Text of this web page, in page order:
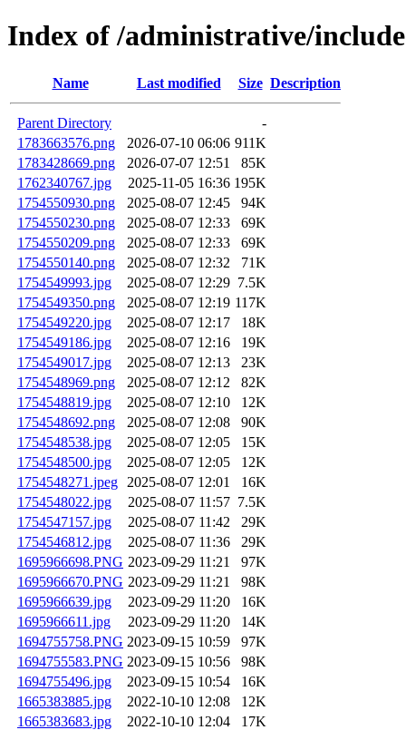
Index of /administrative/
Name Last modified Size Description
Parent Directory
-
1783663576.png
2026-07-10 06:06 911K
1783428669.png
2026-07-07 12:51
85K
1762340767.jpg
2025-11-05 16:36 195K
1754550930.png
2025-08-07 12:45
94K
1754550230.png
2025-08-07 12:33
69K
1754550209.png
2025-08-07 12:33
69K
1754550140.png
2025-08-07 12:32
71K
1754549993.jpg
2025-08-07 12:29 7.5K
1754549350.png
2025-08-07 12:19 117K
1754549220.jpg
2025-08-07 12:17
18K
1754549186.jpg
2025-08-07 12:16
19K
1754549017.jpg
2025-08-07 12:13
23K
1754548969.png
2025-08-07 12:12
82K
1754548819.jpg
2025-08-07 12:10
12K
1754548692.png
2025-08-07 12:08
90K
1754548538.jpg
2025-08-07 12:05
15K
1754548500.jpg
2025-08-07 12:05
12K
1754548271.jpeg
2025-08-07 12:01
16K
1754548022.jpg
2025-08-07 11:57 7.5K
1754547157.jpg
2025-08-07 11:42
29K
1754546812.jpg
2025-08-07 11:36
29K
1695966698.PNG 2023-09-29 11:21
97K
1695966670.PNG 2023-09-29 11:21
98K
1695966639.jpg
2023-09-29 11:20
16K
1695966611.jpg
2023-09-29 11:20
14K
1694755758.PNG 2023-09-15 10:59
97K
1694755583.PNG 2023-09-15 10:56
98K
1694755496.jpg
2023-09-15 10:54
16K
1665383885.jpg
2022-10-10 12:08
12K
1665383683.jpg
2022-10-10 12:04
17K